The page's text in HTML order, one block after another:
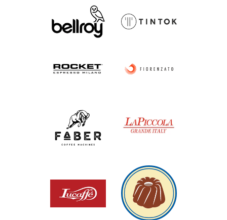
stabilen Umverpackung... und der Preis ist auch
sehr gut.
Deshalb eine klare Empfehlung: für die Faber
UND für Soultool.